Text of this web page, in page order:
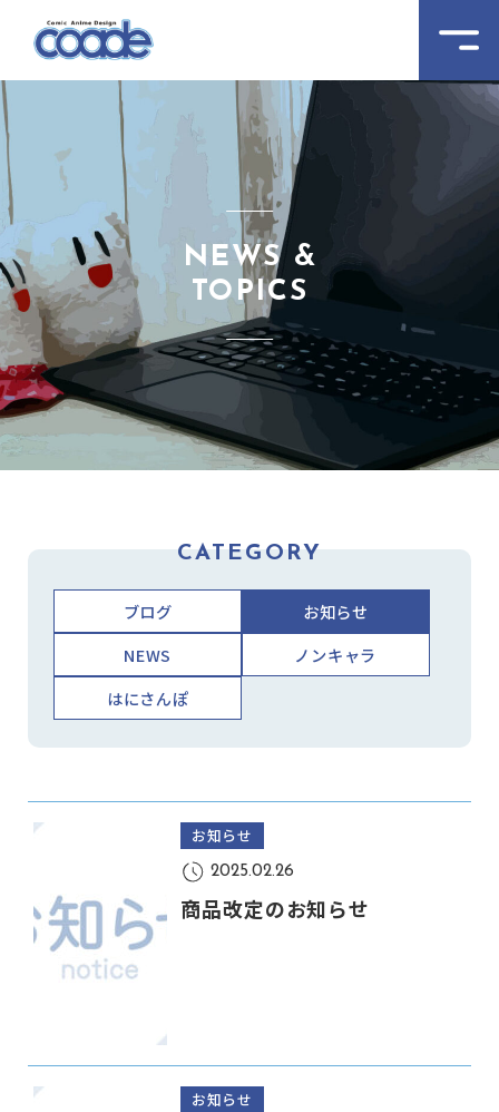
NEWS &
TOPICS
CATEGORY
ブログ
お知らせ
NEWS
ノンキャラ
はにさんぽ
2025.02.26
お知らせ
商品改定のお知らせ
お知らせ